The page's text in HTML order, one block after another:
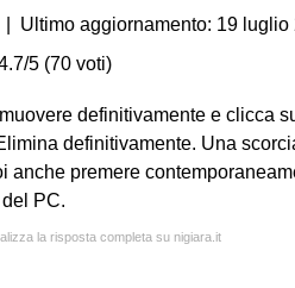
| Ultimo aggiornamento: 19 luglio
5 (70 voti)
definitivamente e clicca
definitivamente. Una
anche premere
PC.
la risposta completa su nigiara.it